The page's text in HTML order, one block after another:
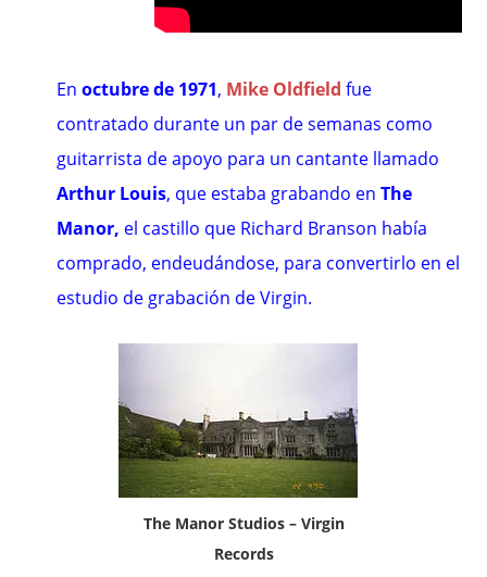
Enoctubre de 1971, Mike Oldfield fue
contratado durante un par de semanas como
guitarrista de apoyo para un cantante llamado
Arthur Louis, que estaba grabando enThe
Manor, el castillo que Richard Branson había
comprado, endeudándose, para convertirlo en el
estudio de grabación de Virgin.
The Manor Studios – Virgin
Records